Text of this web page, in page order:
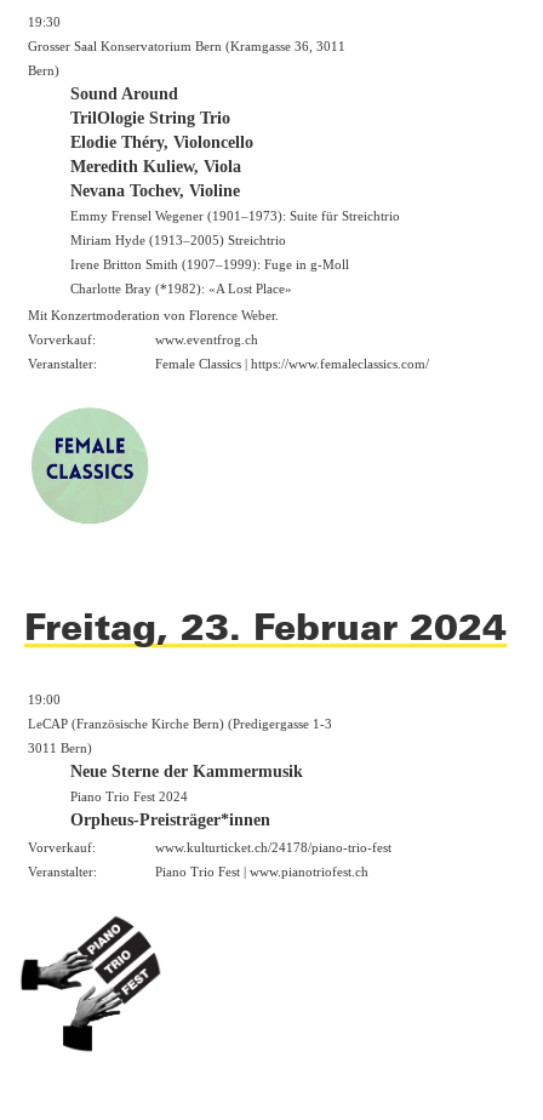
19:30
Grosser Saal Konservatorium Bern (Kramgasse 36, 3011
Bern)
Sound Around
TrilOlogie String Trio
Elodie Théry, Violoncello
Meredith Kuliew, Viola
Nevana Tochev, Violine
Emmy Frensel Wegener (1901–1973): Suite für Streichtrio
Miriam Hyde (1913–2005) Streichtrio
Irene Britton Smith (1907–1999): Fuge in g-Moll
Charlotte Bray (*1982): «A Lost Place»
Mit Konzertmoderation von Florence Weber.
Vorverkauf:
www.eventfrog.ch
Veranstalter:
Female Classics | https://www.femaleclassics.com/
Freitag, 23. Februar 2024
19:00
LeCAP (Französische Kirche Bern) (Predigergasse 1-3
3011 Bern)
Neue Sterne der Kammermusik
Piano Trio Fest 2024
Orpheus-Preisträger*innen
Vorverkauf:
www.kulturticket.ch/24178/piano-trio-fest
Veranstalter:
Piano Trio Fest | www.pianotriofest.ch